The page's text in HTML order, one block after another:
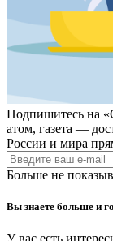
Подпишитесь на
атом, газета —
России и мира
Больше не
Вы знаете больше и